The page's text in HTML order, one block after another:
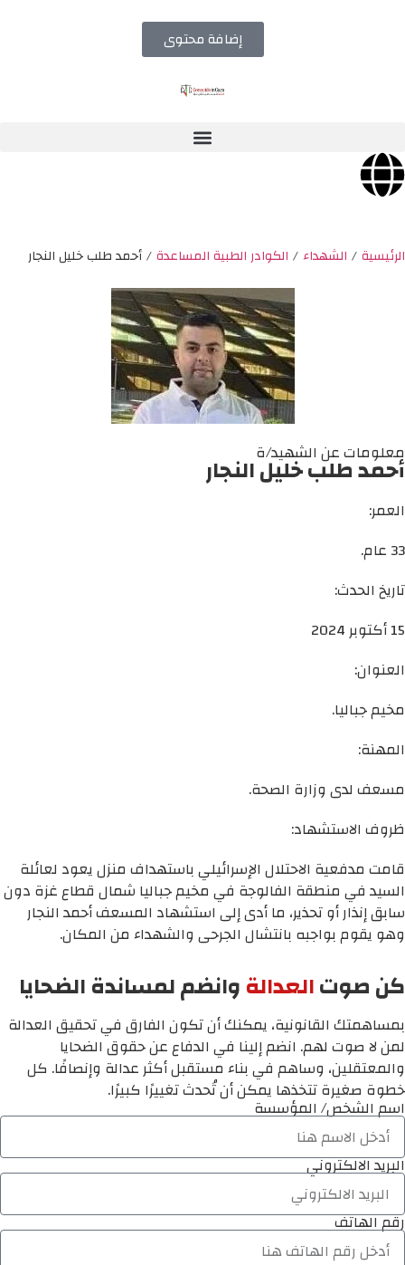
إضافة محتوى
الرئيسية/ الشهداء / الكوادر الطبية المساعدة/أحمد طلب خليل النجار
معلومات عن الشهيد/ة
أحمد طلب خليل النجار
العمر:
33 عام.
تاريخ الحدث:
15 أكتوبر 2024
العنوان:
مخيم جباليا.
المهنة:
مسعف لدى وزارة الصحة.
ظروف الاستشهاد:
قامت مدفعية الاحتلال الإسرائيلي باستهداف منزل يعود لعائلة
السيد في منطقة الفالوجة في مخيم جباليا شمال قطاع غزة دون
سابق إنذار أو تحذير، ما أدى إلى استشهاد المسعف أحمد النجار
وهو يقوم بواجبه بانتشال الجرحى والشهداء من المكان.
كن صوتالعدالةوانضم لمساندة الضحايا
بمساهمتك القانونية، يمكنك أن تكون الفارق في تحقيق العدالة
لمن لا صوت لهم. انضم إلينا في الدفاع عن حقوق الضحايا
والمعتقلين، وساهم في بناء مستقبل أكثر عدالة وإنصافًا. كل
خطوة صغيرة تتخذها يمكن أن تُحدث تغييرًا كبيرًا.
اسم الشخص/ المؤسسة
البريد الالكتروني
رقم الهاتف